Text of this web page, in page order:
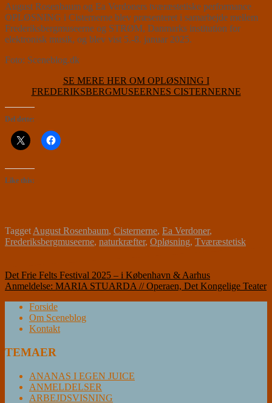
August Rosenbaum og Ea Verdoners tværæstetiske performance
OPLØSNING i Cisternerne blev præsenteret i samarbejde mellem
Frederiksbergmuseerne og STRØM, Danmarks institution for
elektronisk musik, og blev vist 5.-8. januar 2025.
Foto: Sceneblog.dk
SE MERE HER OM OPLØSNING I
FREDERIKSBERGMUSEERNES CISTERNERNE
Del dette:
Like this:
Tagget August Rosenbaum, Cisternerne, Ea Verdoner,
Frederiksbergmuseerne, naturkræfter, Opløsning, Tværæstetisk
Indlægsnavigation
Det Frie Felts Festival 2025 – i København & Aarhus
Anmeldelse: MARIA STUARDA // Operaen, Det Kongelige Teater
Forside
Om Sceneblog
Kontakt
TEMAER
ANANAS I EGEN JUICE
ANMELDELSER
ARBEJDSVISNING